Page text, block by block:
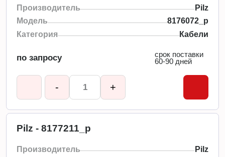
Производитель
Pilz
Модель
8176072_p
Категория
Кабели
по запросу
срок поставки
60-90 дней
- +
Pilz - 8177211_p
Производитель
Pilz